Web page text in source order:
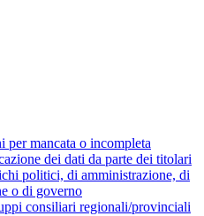
per mancata o incompleta
dei dati da parte dei titolari
politici, di amministrazione, di
o di governo
consiliari regionali/provinciali